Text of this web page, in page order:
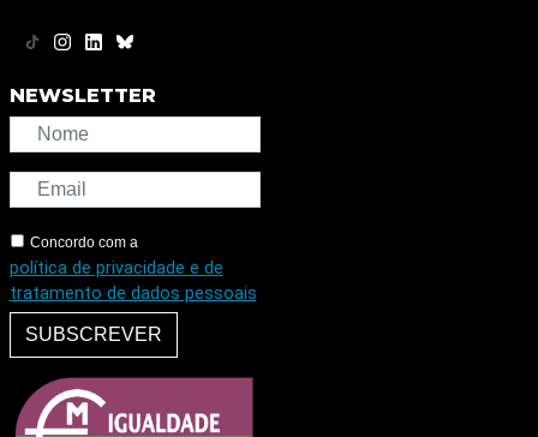
NEWSLETTER
Concordo com a
política de privacidade e de
tratamento de dados pessoais
SUBSCREVER